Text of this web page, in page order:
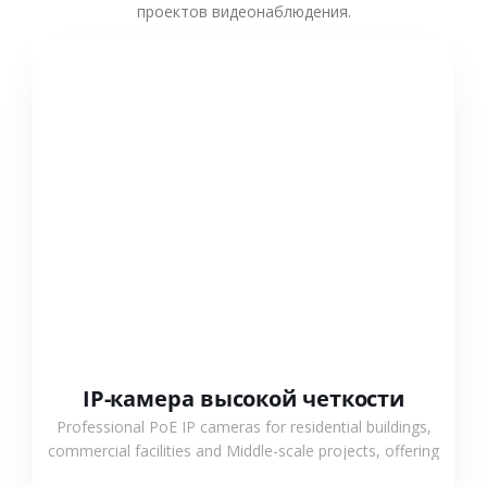
проектов видеонаблюдения.
IP-камера высокой четкости
Professional PoE IP cameras for residential buildings,
commercial facilities and Middle-scale projects, offering